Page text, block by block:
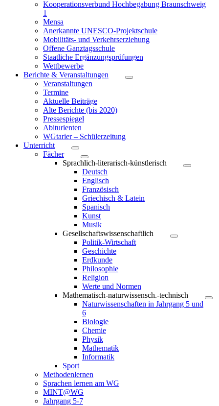
Kooperationsverbund Hochbegabung Braunschweig
1
Mensa
Anerkannte UNESCO-Projektschule
Mobilitäts- und Verkehrserziehung
Offene Ganztagsschule
Staatliche Ergänzungsprüfungen
Wettbewerbe
Berichte & Veranstaltungen
Veranstaltungen
Termine
Aktuelle Beiträge
Alte Berichte (bis 2020)
Pressespiegel
Abiturienten
WGtarier – Schülerzeitung
Unterricht
Fächer
Sprachlich-literarisch-künstlerisch
Deutsch
Englisch
Französisch
Griechisch & Latein
Spanisch
Kunst
Musik
Gesellschaftswissenschaftlich
Politik-Wirtschaft
Geschichte
Erdkunde
Philosophie
Religion
Werte und Normen
Mathematisch-naturwissensch.-technisch
Naturwissenschaften in Jahrgang 5 und
6
Biologie
Chemie
Physik
Mathematik
Informatik
Sport
Methodenlernen
Sprachen lernen am WG
MINT@WG
Jahrgang 5-7